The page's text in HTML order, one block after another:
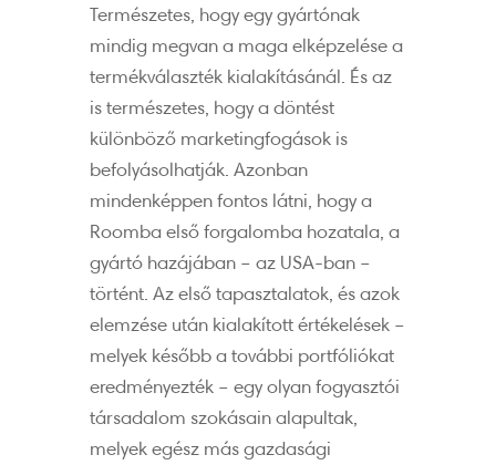
Természetes, hogy egy gyártónak
mindig megvan a maga elképzelése a
termékválaszték kialakításánál. És az
is természetes, hogy a döntést
különböző marketingfogások is
befolyásolhatják. Azonban
mindenképpen fontos látni, hogy a
Roomba első forgalomba hozatala, a
gyártó hazájában – az USA-ban –
történt. Az első tapasztalatok, és azok
elemzése után kialakított értékelések –
melyek később a további portfóliókat
eredményezték – egy olyan fogyasztói
társadalom szokásain alapultak,
melyek egész más gazdasági